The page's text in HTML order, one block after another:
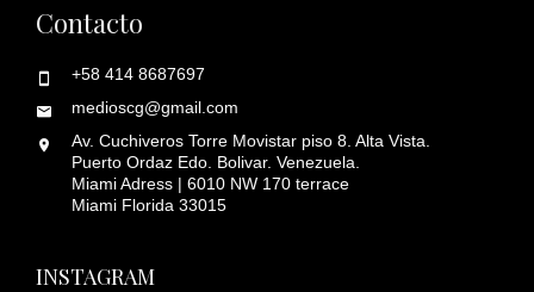
Contacto
+58 414 8687697
medioscg@gmail.com
Av. Cuchiveros Torre Movistar piso 8. Alta Vista.
Puerto Ordaz Edo. Bolivar. Venezuela.
Miami Adress | 6010 NW 170 terrace
Miami Florida 33015
INSTAGRAM